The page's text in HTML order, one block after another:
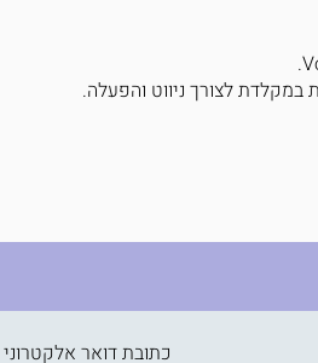
במקלדת לצורך ניווט והפעלה.
כתובת דואר אלקטרוני